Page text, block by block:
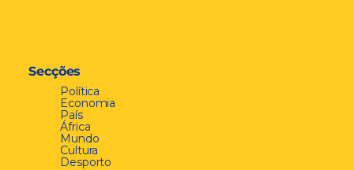
Secções
Política
Economia
País
África
Mundo
Cultura
Desporto